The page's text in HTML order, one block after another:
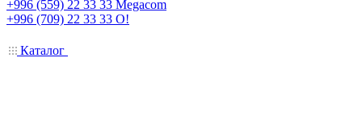
+996 (559) 22 33 33 Megacom
+996 (709) 22 33 33 O!
Каталог